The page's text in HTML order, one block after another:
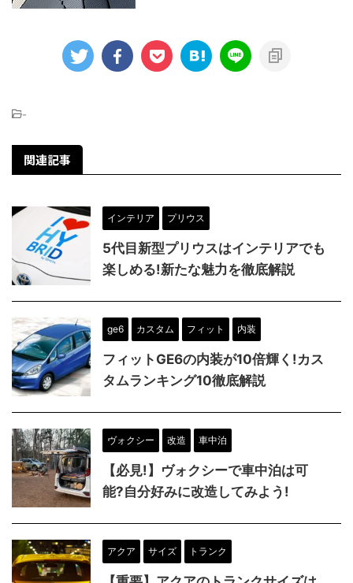
-
関連記事
インテリア プリウス
5代目新型プリウスはインテリアでも
楽しめる!新たな魅力を徹底解説
ge6 カスタム フィット 内装
フィットGE6の内装が10倍輝く!カス
タムランキング10徹底解説
ヴォクシー 改造 車中泊
【必見!】ヴォクシーで車中泊は可
能?自分好みに改造してみよう!
アクア サイズ トランク